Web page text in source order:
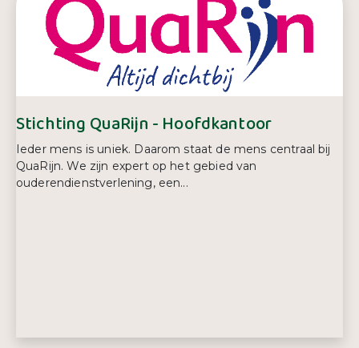
Stichting QuaRijn - Hoofdkantoor
Ieder mens is uniek. Daarom staat de mens centraal bij
QuaRijn. We zijn expert op het gebied van
ouderendienstverlening, een...